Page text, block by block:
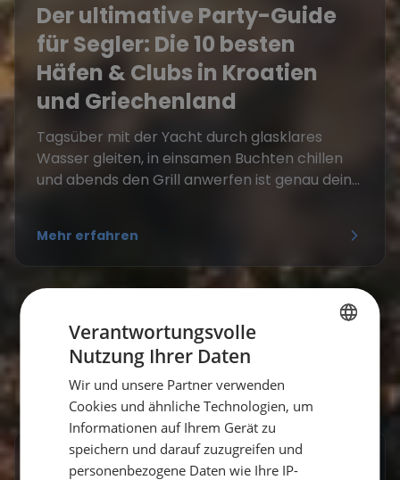
Der ultimative Party-Guide
für Segler: Die 10 besten
Häfen & Clubs in Kroatien
und Griechenland
Tagsüber mit der Yacht durch glasklares
Wasser gleiten, in einsamen Buchten chillen
und abends den Grill anwerfen ist genau dein...
Mehr erfahren
Frequently Asked Questions
Verantwortungsvolle
Nutzung Ihrer Daten
Wir und unsere Partner verwenden
Cookies und ähnliche Technologien, um
Informationen auf Ihrem Gerät zu
speichern und darauf zuzugreifen und
personenbezogene Daten wie Ihre IP-